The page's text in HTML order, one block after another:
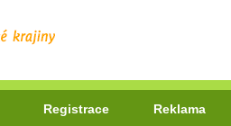
Registrace Reklama